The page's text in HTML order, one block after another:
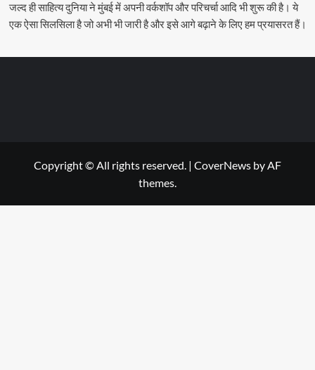
जल्द ही साहित्य दुनिया ने मुंबई में अपनी वर्कशॉप और परिचर्चा आदि भी शुरू की है। ये
एक ऐसा सिलसिला है जो अभी भी जारी है और इसे आगे बढ़ाने के लिए हम प्रयासरत हैं।
Copyright © All rights reserved. | CoverNews by AF
themes.